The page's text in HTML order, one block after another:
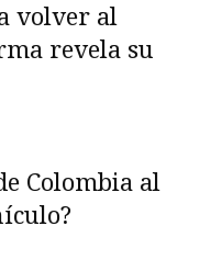
volver al
revela su
Colombia al